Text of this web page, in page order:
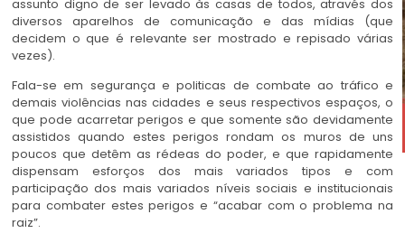
assunto digno de ser levado às casas de todos, através dos
diversos aparelhos de comunicação e das mídias (que
decidem o que é relevante ser mostrado e repisado várias
vezes).
Fala-se em segurança e politicas de combate ao tráfico e
demais violências nas cidades e seus respectivos espaços, o
que pode acarretar perigos e que somente são devidamente
assistidos quando estes perigos rondam os muros de uns
poucos que detêm as rédeas do poder, e que rapidamente
dispensam esforços dos mais variados tipos e com
participação dos mais variados níveis sociais e institucionais
para combater estes perigos e “acabar com o problema na
raiz”.